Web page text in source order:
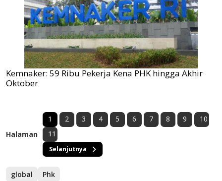
Kemnaker: 59 Ribu Pekerja Kena PHK hingga Akhir
Oktober
Halaman
1 2 3 4 5 6 7 8 9
10
11
Selanjutnya
global Phk